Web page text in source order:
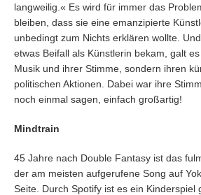
langweilig.« Es wird für immer das
bleiben, dass sie eine emanzipierte
unbedingt zum Nichts erklären wollte.
etwas Beifall als Künstlerin bekam, galt
Musik und ihrer Stimme, sondern ihren
politischen Aktionen. Dabei war ihre
noch einmal sagen, einfach großartig!
Mindtrain
45 Jahre nach Double Fantasy ist das
der am meisten aufgerufene Song auf
Seite. Durch Spotify ist es ein Kinderspiel